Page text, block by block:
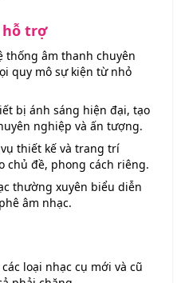
hỗ trợ
thống âm thanh chuyên
quy mô sự kiện từ nhỏ
bị ánh sáng hiện đại, tạo
nghiệp và ấn tượng.
thiết kế và trang trí
chủ đề, phong cách riêng.
thường xuyên biểu diễn
âm nhạc.
loại nhạc cụ mới và cũ